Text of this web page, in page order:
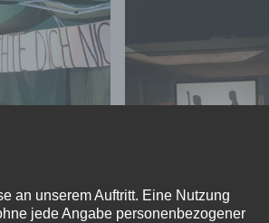
an unserem Auftritt. Eine Nutzung
jede Angabe personenbezogener